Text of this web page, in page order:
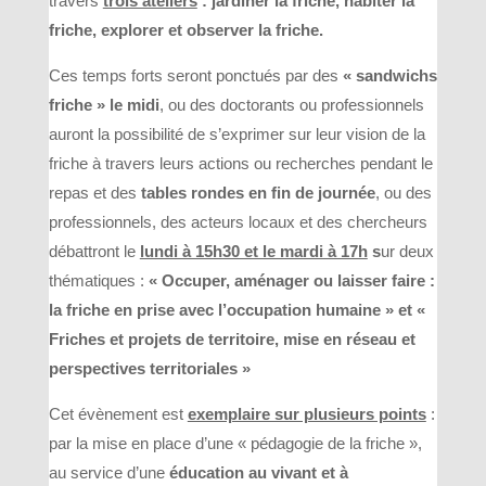
friche, explorer et observer la friche.
Ces temps forts seront ponctués par des « sandwichs
friche » le midi, ou des doctorants ou professionnels
auront la possibilité de s’exprimer sur leur vision de la
friche à travers leurs actions ou recherches pendant le
repas et des tables rondes en fin de journée, ou des
professionnels, des acteurs locaux et des chercheurs
débattront le lundi à 15h30 et le mardi à 17hsur deux
thématiques : « Occuper, aménager ou laisser faire :
la friche en prise avec l’occupation humaine » et «
Friches et projets de territoire, mise en réseau et
perspectives territoriales »
Cet évènement est exemplaire sur plusieurs points:
par la mise en place d’une « pédagogie de la friche »,
au service d’une éducation au vivant et à